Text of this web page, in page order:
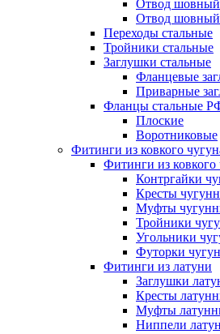
Отвод
Отвод
Переходы стальные
Тройники стальные
Заглушки стальные
Фланцевые
Приварные
Фланцы стальные
Плоские
Воротниковые
Фитинги из ковкого
Фитинги из ковкого
Контргайки
Кресты
Муфты
Тройники
Угольники
Футорки
Фитинги из латуни
Заглушки
Кресты
Муфты
Ниппели